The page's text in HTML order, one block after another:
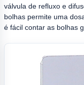
válvula de refluxo e
bolhas permite uma
é fácil contar as bolhas